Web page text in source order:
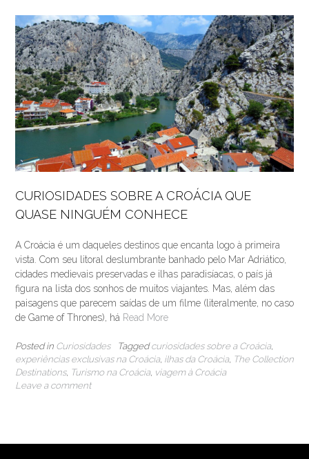
CURIOSIDADES SOBRE A CROÁCIA QUE
QUASE NINGUÉM CONHECE
A Croácia é um daqueles destinos que encanta logo à primeira
vista. Com seu litoral deslumbrante banhado pelo Mar Adriático,
cidades medievais preservadas e ilhas paradisíacas, o país já
figura na lista dos sonhos de muitos viajantes. Mas, além das
paisagens que parecem saídas de um filme (literalmente, no caso
de Game of Thrones), há Read More
Posted in Curiosidades Taggedcuriosidades sobre a Croácia,
experiências exclusivas na Croácia, ilhas da Croácia, The Collection
Destinations, Turismo na Croácia, viagem à Croácia
Leave a comment